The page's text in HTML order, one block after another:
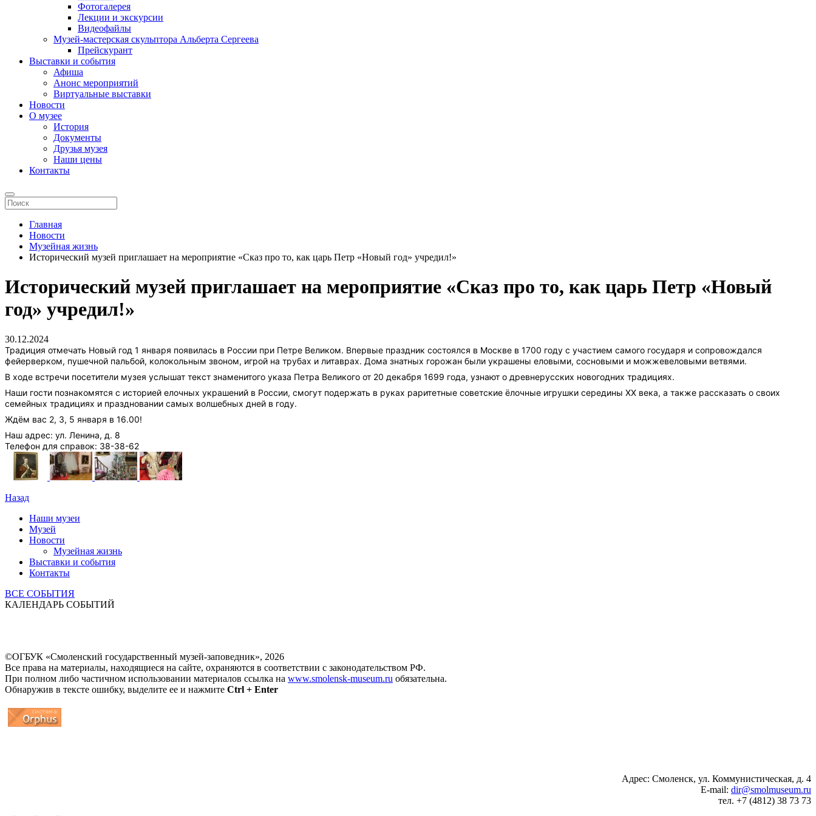
Фотогалерея
Лекции и экскурсии
Видеофайлы
Музей-мастерская скульптора Альберта Сергеева
Прейскурант
Выставки и события
Афиша
Анонс мероприятий
Виртуальные выставки
Новости
О музее
История
Документы
Друзья музея
Наши цены
Контакты
Главная
Новости
Музейная жизнь
Исторический музей приглашает на мероприятие «Сказ про то, как царь Петр «Новый год» учредил!»
Исторический музей приглашает на мероприятие «Сказ про то, как царь Петр «Новый
год» учредил!»
30.12.2024
Традиция отмечать Новый год 1 января появилась в России при Петре Великом. Впервые праздник состоялся в Москве в 1700 году с участием самого государя и сопровождался
фейерверком, пушечной пальбой, колокольным звоном, игрой на трубах и литаврах. Дома знатных горожан были украшены еловыми, сосновыми и можжевеловыми ветвями.
В ходе встречи посетители музея услышат текст знаменитого указа Петра Великого от 20 декабря 1699 года, узнают о древнерусских новогодних традициях.
Наши гости познакомятся с историей елочных украшений в России, смогут подержать в руках раритетные советские ёлочные игрушки середины XX века, а также рассказать о своих
семейных традициях и праздновании самых волшебных дней в году.
Ждём вас 2, 3, 5 января в 16.00!
Наш адрес: ул. Ленина, д. 8
Телефон для справок: 38-38-62
Назад
Наши музеи
Музей
Новости
Музейная жизнь
Выставки и события
Контакты
ВСЕ СОБЫТИЯ
КАЛЕНДАРЬ СОБЫТИЙ
©ОГБУК «Смоленский государственный музей-заповедник», 2026
Все права на материалы, находящиеся на сайте, охраняются в соответствии с законодательством РФ.
При полном либо частичном использовании материалов ссылка на www.smolensk-museum.ru обязательна.
Обнаружив в тексте ошибку, выделите ее и нажмите Ctrl + Enter
Адрес: Смоленск, ул. Коммунистическая, д. 4
E-mail: dir@smolmuseum.ru
тел. +7 (4812) 38 73 73